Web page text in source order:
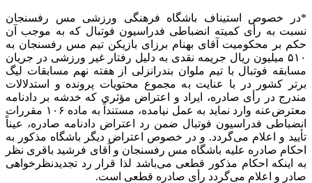
*در خصوص استیناف باشگاه فرهنگی ورزشی مس رفسنجان
نسبت به رأی کمیته انضباطی فدراسیون فوتبال که به موجب آن
حکم بر محکومیت آقای بهنام برزای بازیکن تیم مس رفسنجان به
۵۱۰ میلیون ریال جریمه نقدی به دلیل رفتار غیر ورزشی در جریان
مسابقه فوتبال با تیم ملوان بندرانزلی از هفته نهم مسابقات لیگ
برتر کشور در با عنایت به مجموع محتویات پرونده و استدلالات
مندرج در رأی صادره،
ایراد و اعتراض مؤثری که خدشه بر دادنامه
معترض‌عنه وارد نماید به عمل نیامده، مستنداً
به ماده ۱۰۶ مقررات
انضباطی فدراسیون فوتبال ضمن رد اعتراض دادنامه صادره، عیناً
تأیید و اعلام می‌گردد. و در خصوص اعتراض دیگر باشگاه مذکور
به
احکام صادره علیه باشگاه مس رفسنجان و آقای فرشید باقری نظر
به اینکه احکام مذکور
قطعی می‌باشد لذا قرار رد تجدیدنظرخواهی
صادر و اعلام می‌گردد رأی صادره قطعی است.